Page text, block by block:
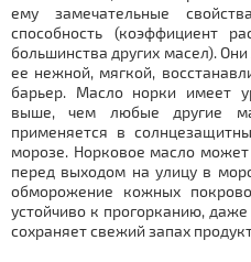
ему замечательные
способность (коэффициент
большинства других масел).
ее нежной, мягкой,
барьер. Масло норки имеет
выше, чем любые другие
применяется в
морозе. Норковое масло может
перед выходом на улицу в
обморожение кожных
устойчиво к прогорканию,
сохраняет свежий запах